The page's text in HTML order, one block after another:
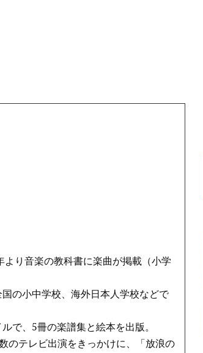
り音楽の教科書に楽曲が掲載（小学
の小中学校、海外日本人学校などで
で、5冊の楽譜集と絵本を出版。
のテレビ出演をきっかけに、「放浪の